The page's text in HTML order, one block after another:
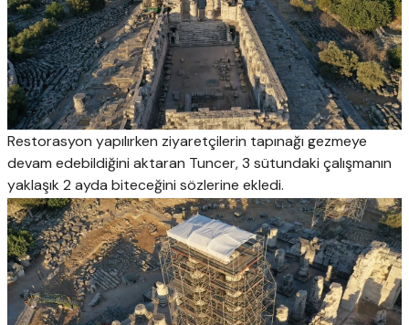
Restorasyon yapılırken ziyaretçilerin tapınağı gezmeye
devam edebildiğini aktaran Tuncer, 3 sütundaki çalışmanın
yaklaşık 2 ayda biteceğini sözlerine ekledi.